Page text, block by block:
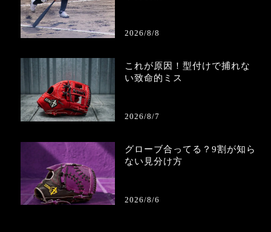
2026/8/8
これが原因！型付けで捕れな
い致命的ミス
2026/8/7
グローブ合ってる？9割が知ら
ない見分け方
2026/8/6